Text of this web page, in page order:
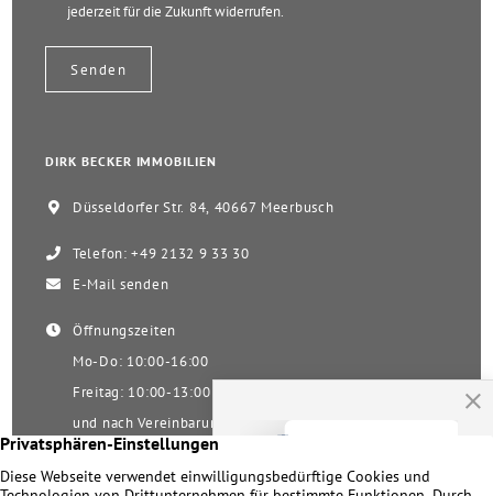
jederzeit für die Zukunft widerrufen.
DIRK BECKER IMMOBILIEN
Düsseldorfer Str. 84, 40667 Meerbusch
Telefon: +49 2132 9 33 30
E-Mail senden
Öffnungszeiten
Mo-Do: 10:00-16:00
Freitag: 10:00-13:00
und nach Vereinbarung
Samstag nach Vereinbarung!